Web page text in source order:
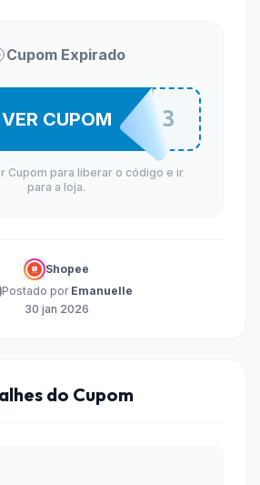
Cupom Expirado
PIXOLE3
VER CUPOM
Cupom para liberar o código e ir
para a loja.
Shopee
Postado por Emanuelle
30 jan 2026
do Cupom